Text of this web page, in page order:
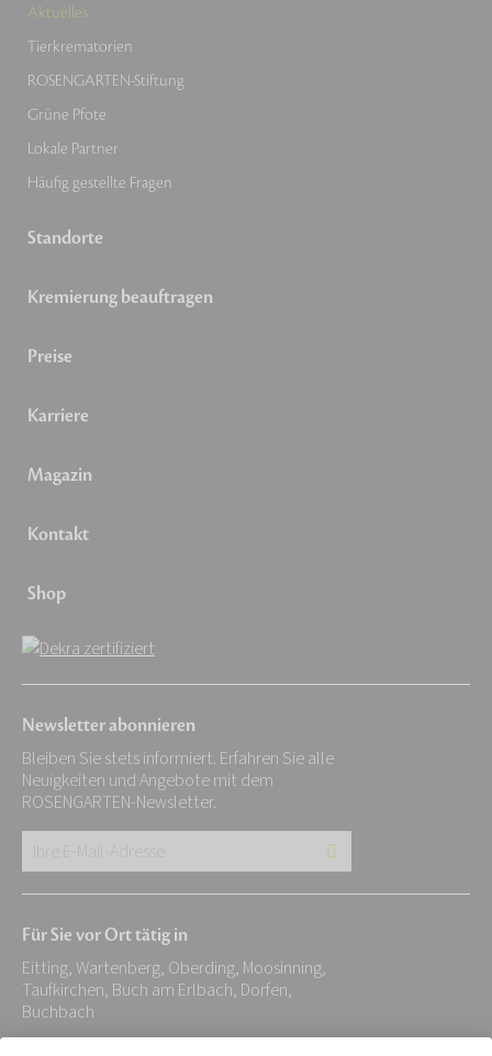
Aktuelles
Tierkrematorien
ROSENGARTEN-Stiftung
Grüne Pfote
Lokale Partner
Häufig gestellte Fragen
Standorte
Kremierung beauftragen
Preise
Karriere
Magazin
Kontakt
Shop
Newsletter abonnieren
Bleiben Sie stets informiert. Erfahren Sie alle
Neuigkeiten und Angebote mit dem
ROSENGARTEN-Newsletter.
E-
Adresse:
*
Für Sie vor Ort tätig in
Eitting, Wartenberg, Oberding, Moosinning,
Taufkirchen, Buch am Erlbach, Dorfen,
Buchbach